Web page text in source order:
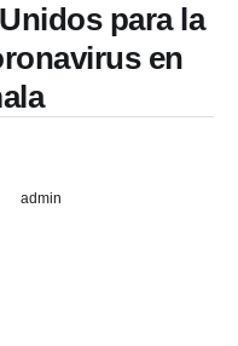
para la
en
admin